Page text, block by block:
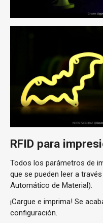
RFID para
Todos los parámetros de
que se pueden leer a
Automático de Material).
¡Cargue e imprima! Se
configuración.